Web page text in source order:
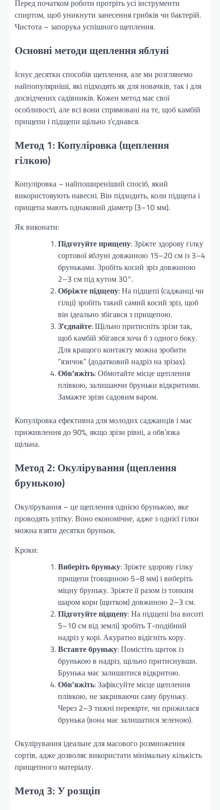
Перед початком роботи протріть усі інструменти
спиртом, щоб уникнути занесення грибків чи бактерій.
Чистота – запорука успішного щеплення.
Основні методи щеплення яблуні
Існує десятки способів щеплення, але ми розглянемо
найпопулярніші, які підходять як для новачків, так і для
досвідчених садівників. Кожен метод має свої
особливості, але всі вони спрямовані на те, щоб камбій
прищепи і підщепи щільно з’єднався.
Метод 1: Копуліровка (щеплення
гілкою)
Копуліровка – найпоширеніший спосіб, який
використовують навесні. Він підходить, коли підщепа і
прищепа мають однаковий діаметр (3–10 мм).
Як виконати:
Підготуйте прищепу: Зріжте здорову гілку
сортової яблуні довжиною 15–20 см із 3–4
бруньками. Зробіть косий зріз довжиною
2–3 см під кутом 30°.
Обріжте підщепу: На підщепі (саджанці чи
гілці) зробіть такий самий косий зріз, щоб
він ідеально збігався з прищепою.
З’єднайте: Щільно притисніть зрізи так,
щоб камбій збігався хоча б з одного боку.
Для кращого контакту можна зробити
“язичок” (додатковий надріз на зрізах).
Обв’яжіть: Обмотайте місце щеплення
плівкою, залишаючи бруньки відкритими.
Замажте зрізи садовим варом.
Копуліровка ефективна для молодих саджанців і має
приживлення до 90%, якщо зрізи рівні, а обв’язка
щільна.
Метод 2: Окулірування (щеплення
брунькою)
Окулірування – це щеплення однією брунькою, яке
проводять улітку. Воно економічне, адже з однієї гілки
можна взяти десятки бруньок.
Кроки:
Виберіть бруньку: Зріжте здорову гілку
прищепи (товщиною 5–8 мм) і виберіть
міцну бруньку. Зріжте її разом із тонким
шаром кори (щитком) довжиною 2–3 см.
Підготуйте підщепу: На підщепі (на висоті
5–10 см від землі) зробіть Т-подібний
надріз у корі. Акуратно відігніть кору.
Вставте бруньку: Помістіть щиток із
брунькою в надріз, щільно притиснувши.
Брунька має залишитися відкритою.
Обв’яжіть: Зафіксуйте місце щеплення
плівкою, не закриваючи саму бруньку.
Через 2–3 тижні перевірте, чи прижилася
брунька (вона має залишатися зеленою).
Окулірування ідеальне для масового розмноження
сортів, адже дозволяє використати мінімальну кількість
прищепного матеріалу.
Метод 3: У розщіп